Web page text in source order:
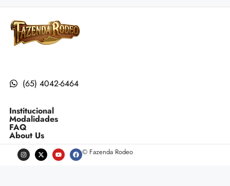
(65) 4042-6464
Institucional
Modalidades
FAQ
About Us
© Fazenda Rodeo